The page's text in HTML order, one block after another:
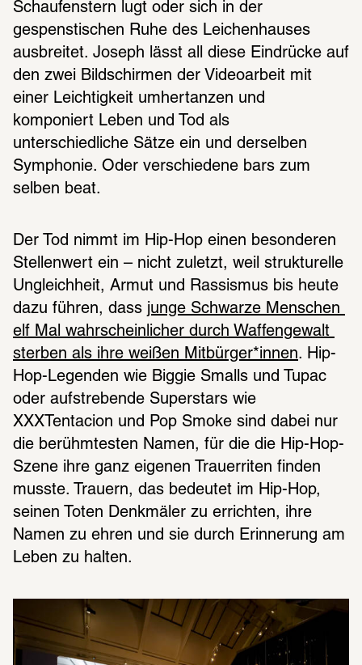
Schaufenstern lugt oder sich in der
gespenstischen Ruhe des Leichenhauses
ausbreitet. Joseph lässt all diese Eindrücke auf
den zwei Bildschirmen der Videoarbeit mit
einer Leichtigkeit umhertanzen und
komponiert Leben und Tod als
unterschiedliche Sätze ein und derselben
Symphonie. Oder verschiedene bars zum
selben beat.
Der Tod nimmt im Hip-Hop einen besonderen
Stellenwert ein – nicht zuletzt, weil strukturelle
Ungleichheit, Armut und Rassismus bis heute
dazu führen, dass
junge Schwarze Menschen
elf Mal wahrscheinlicher durch Waffengewalt
sterben als ihre weißen Mitbürger*innen. Hip-
Hop-Legenden wie Biggie Smalls und Tupac
oder aufstrebende Superstars wie
XXXTentacion und Pop Smoke sind dabei nur
die berühmtesten Namen, für die die Hip-Hop-
Szene ihre ganz eigenen Trauerriten finden
musste. Trauern, das bedeutet im Hip-Hop,
seinen Toten Denkmäler zu errichten, ihre
Namen zu ehren und sie durch Erinnerung am
Leben zu halten.